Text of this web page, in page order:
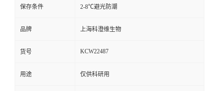
保存条件 2-8℃避光防潮
品牌 上海科澄维生物
货号 KCW22487
用途 仅供科研用